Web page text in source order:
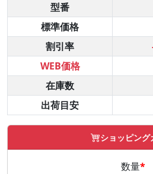
型番
標準価格
割引率
WEB価格
在庫数
出荷目安
ショッピング
数量*